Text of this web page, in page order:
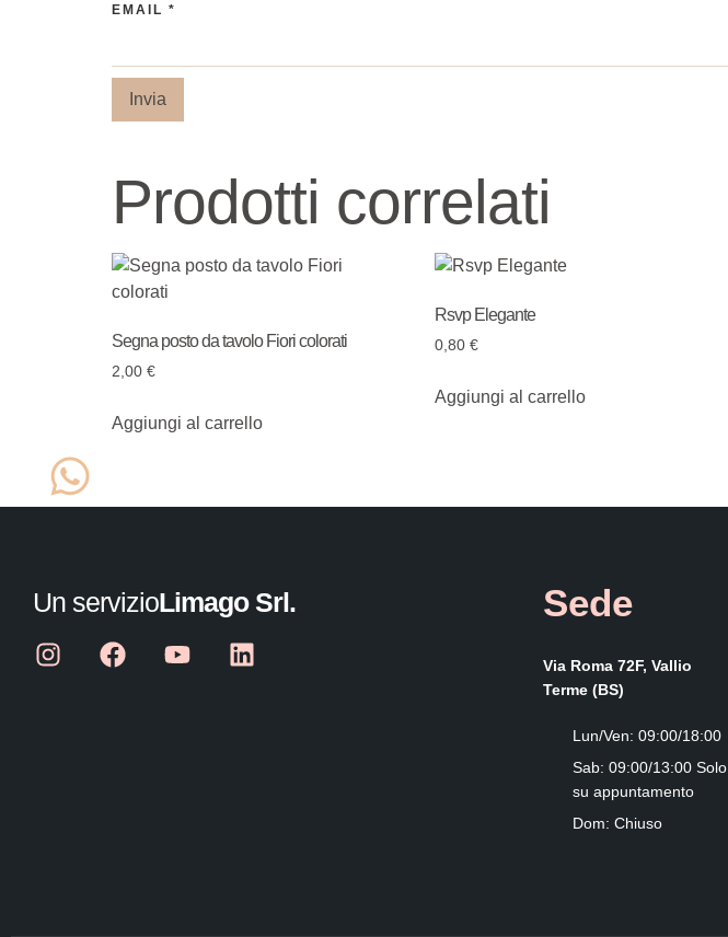
EMAIL *
Prodotti correlati
Segna posto da tavolo Fiori colorati
2,00 €
Aggiungi al carrello
Rsvp Elegante
0,80 €
Aggiungi al carrello
Un servizioLimago Srl. Sede
Via Roma 72F, Vallio
Terme (BS)
Lun/Ven: 09:00/18:00
Sab: 09:00/13:00 Solo
su appuntamento
Dom: Chiuso